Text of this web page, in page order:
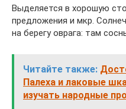
Выделяется в хорошую
предложения и мкр.
на берегу оврага: там
Читайте также:
Палеха и лаковые
изучать народные